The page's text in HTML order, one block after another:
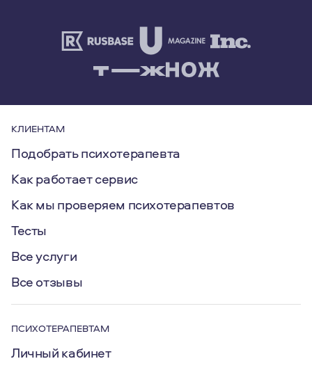
КЛИЕНТАМ
Подобрать психотерапевта
Как работает сервис
Как мы проверяем психотерапевтов
Тесты
Все услуги
Все отзывы
ПСИХОТЕРАПЕВТАМ
Личный кабинет